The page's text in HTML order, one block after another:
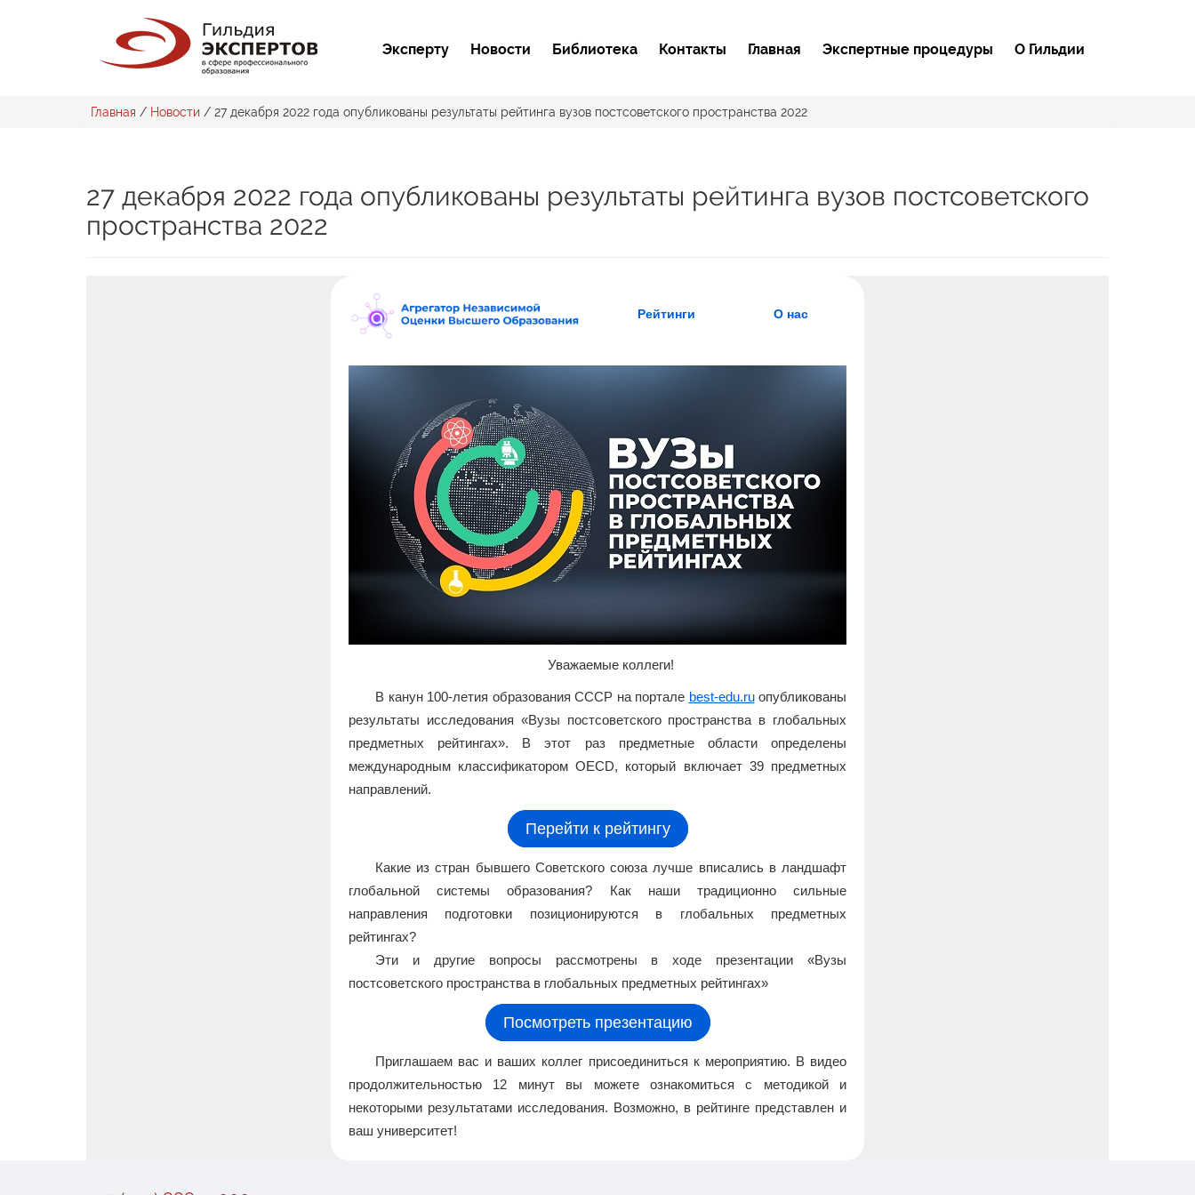
Эксперту Новости Библиотека Контакты Главная Экспертные процедуры О Гильдии
Главная / Новости / 27 декабря 2022 года опубликованы результаты рейтинга вузов постсоветского пространства 2022
27 декабря 2022 года опубликованы результаты рейтинга вузов постсоветского
пространства 2022
Рейтинги О нас
Уважаемые коллеги!
В канун 100-летия образования СССР на портале best-edu.ruопубликованы
результаты исследования «Вузы постсоветского пространства в глобальных
предметных рейтингах». В этот раз предметные области определены
международным классификатором OECD, который включает 39 предметных
направлений.
Перейти к рейтингу
Какие из стран бывшего Советского союза лучше вписались в ландшафт
глобальной системы образования? Как наши традиционно сильные
направления подготовки позиционируются в глобальных предметных
рейтингах?
Эти и другие вопросы рассмотрены в ходе презентации «Вузы
постсоветского пространства в глобальных предметных рейтингах»
Посмотреть презентацию
Приглашаем вас и ваших коллег присоединиться к мероприятию. В видео
продолжительностью 12 минут вы можете ознакомиться с методикой и
некоторыми результатами исследования. Возможно, в рейтинге представлен и
ваш университет!